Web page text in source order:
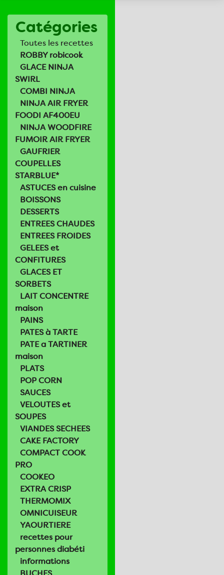
Catégories
Toutes les recettes
ROBBY robicook
GLACE NINJA
SWIRL
COMBI NINJA
NINJA AIR FRYER
FOODI AF400EU
NINJA WOODFIRE
FUMOIR AIR FRYER
GAUFRIER
COUPELLES
STARBLUE*
ASTUCES en cuisine
BOISSONS
DESSERTS
ENTREES CHAUDES
ENTREES FROIDES
GELEES et
CONFITURES
GLACES ET
SORBETS
LAIT CONCENTRE
maison
PAINS
PATES à TARTE
PATE a TARTINER
maison
PLATS
POP CORN
SAUCES
VELOUTES et
SOUPES
VIANDES SECHEES
CAKE FACTORY
COMPACT COOK
PRO
COOKEO
EXTRA CRISP
THERMOMIX
OMNICUISEUR
YAOURTIERE
recettes pour
personnes diabéti
informations